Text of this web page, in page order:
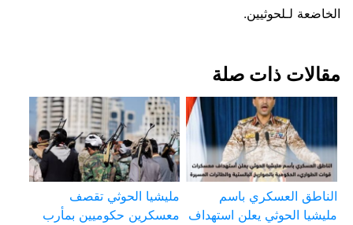
الخاضعة لـلحوثيين.
مقالات ذات صلة
الناطق العسكري باسم
مليشيا الحوثي يعلن استهداف
مليشيا الحوثي تقصف
معسكرين حكوميين بمأرب